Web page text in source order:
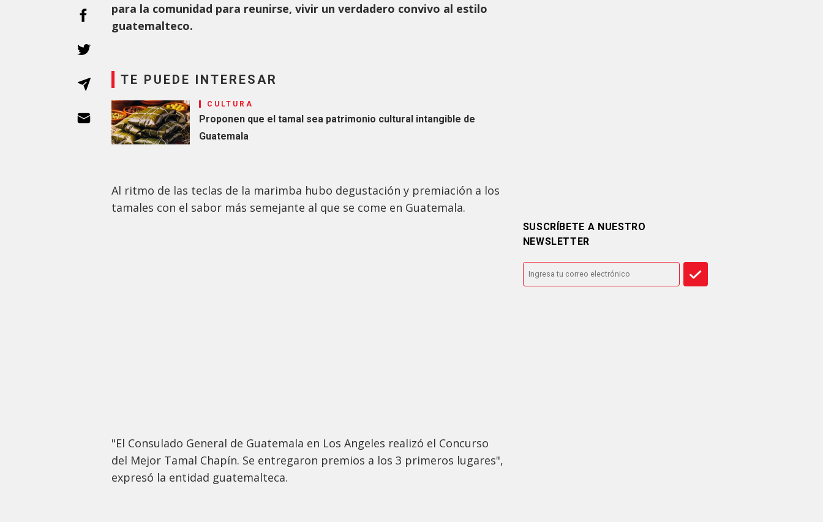
para la comunidad para reunirse, vivir un verdadero convivo al estilo
guatemalteco.
TE PUEDE INTERESAR
CULTURA
Proponen que el tamal sea patrimonio cultural intangible de
Guatemala
Al ritmo de las teclas de la marimba hubo degustación y premiación a los
tamales con el sabor más semejante al que se come en Guatemala.
"El Consulado General de Guatemala en Los Angeles realizó el Concurso
del Mejor Tamal Chapín. Se entregaron premios a los 3 primeros lugares",
expresó la entidad guatemalteca.
SUSCRÍBETE A NUESTRO
NEWSLETTER